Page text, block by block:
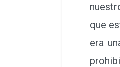
que
era